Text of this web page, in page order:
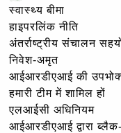
स्वास्थ्य बीमा
हाइपरलिंक नीति
अंतर्राष्ट्रीय संचालन
निवेश-अमृत
आईआरडीएआई की
हमारी टीम में शामिल हों
एलआईसी अधिनियम
आईआरडीएआई द्वारा